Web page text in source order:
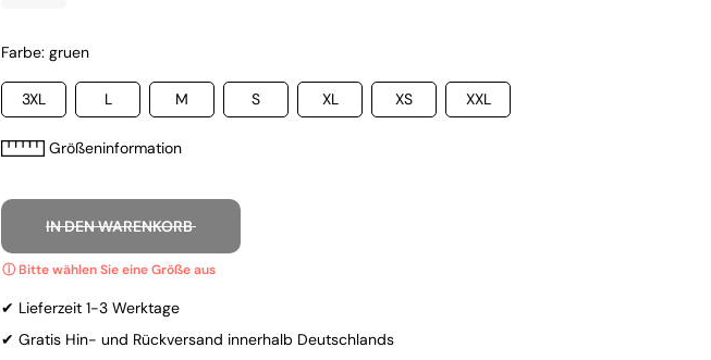
Farbe: gruen
3XL L M S XL XS XXL
Größeninformation
IN DEN WARENKORB
✔ Lieferzeit 1-3 Werktage
✔ Gratis Hin- und Rückversand innerhalb Deutschlands